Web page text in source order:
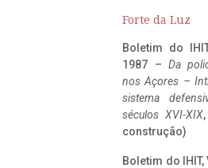
Forte da Luz
Boletim do
1987 – Da
nos Açores –
sistema
séculos XVI-XIX
construção)
Boletim do